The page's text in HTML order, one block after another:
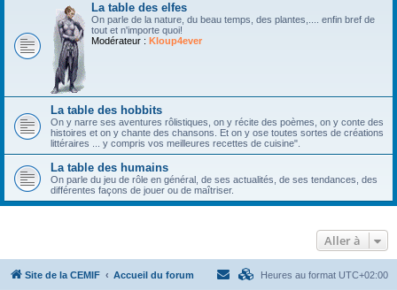
La table des elfes
On parle de la nature, du beau temps, des plantes,.... enfin bref de
tout et n'importe quoi!
Modérateur : Kloup4ever
La table des hobbits
On y narre ses aventures rôlistiques, on y récite des poèmes, on y conte des
histoires et on y chante des chansons. Et on y ose toutes sortes de créations
littéraires ... y compris vos meilleures recettes de cuisine".
La table des humains
On parle du jeu de rôle en général, de ses actualités, de ses tendances, des
différentes façons de jouer ou de maîtriser.
Aller à
Site de la CEMIF Accueil du forum Heures au format UTC+02:00